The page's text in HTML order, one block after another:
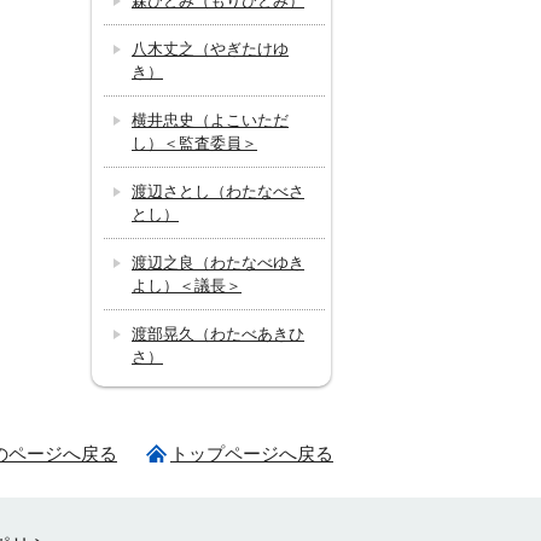
八木丈之（やぎたけゆ
き）
横井忠史（よこいただ
し）＜監査委員＞
渡辺さとし（わたなべさ
とし）
渡辺之良（わたなべゆき
よし）＜議長＞
渡部晃久（わたべあきひ
さ）
ページへ戻る トップページへ戻る